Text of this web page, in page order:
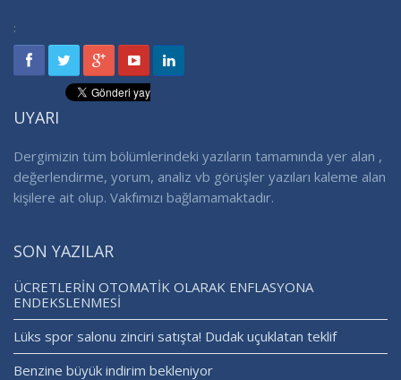
:
UYARI
Dergimizin tüm bölümlerindeki yazıların tamamında yer alan ,
değerlendirme, yorum, analiz vb görüşler yazıları kaleme alan
kişilere ait olup. Vakfımızı bağlamamaktadır.
SON YAZILAR
ÜCRETLERİN OTOMATİK OLARAK ENFLASYONA
ENDEKSLENMESİ
Lüks spor salonu zinciri satışta! Dudak uçuklatan teklif
Benzine büyük indirim bekleniyor